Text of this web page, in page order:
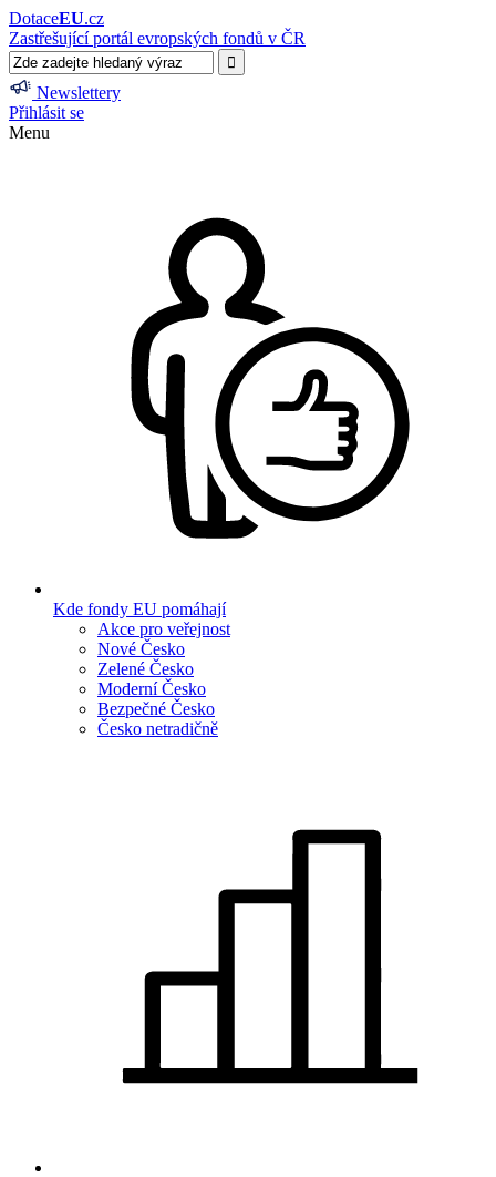
DotaceEU.cz
Zastřešující portál evropských fondů v ČR
Newslettery
Přihlásit se
Menu
Kde fondy EU pomáhají
Akce pro veřejnost
Nové Česko
Zelené Česko
Moderní Česko
Bezpečné Česko
Česko netradičně